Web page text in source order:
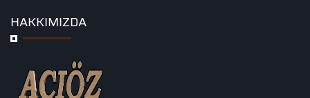
HAKKIMIZDA